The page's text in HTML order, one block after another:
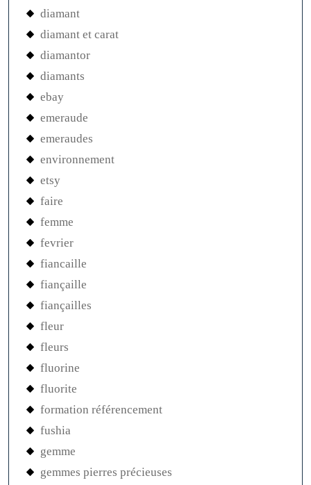
diamant
diamant et carat
diamantor
diamants
ebay
emeraude
emeraudes
environnement
etsy
faire
femme
fevrier
fiancaille
fiançaille
fiançailles
fleur
fleurs
fluorine
fluorite
formation référencement
fushia
gemme
gemmes pierres précieuses